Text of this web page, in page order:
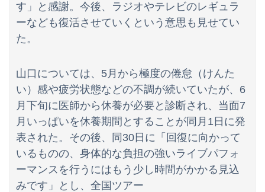
す」と感謝。今後、ラジオやテレビのレギュラ
ーなども復活させていくという意思も見せてい
た。
山口については、5月から極度の倦怠（けんた
い）感や疲労状態などの不調が続いていたが、6
月下旬に医師から休養が必要と診断され、当面7
月いっぱいを休養期間とすることが同月1日に発
表された。その後、同30日に「回復に向かって
いるものの、身体的な負担の強いライブパフォ
ーマンスを行うにはもう少し時間がかかる見込
みです」とし、全国ツアー